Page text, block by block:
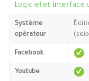
Logiciel et interface
Système
opérateur
Facebook
Youtube